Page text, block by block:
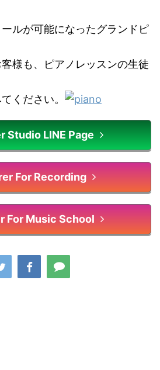
ルが可能になったグランドピ
様も、ピアノレッスンの生徒
ください。
Studio LINE Page
For Recording
For Music School